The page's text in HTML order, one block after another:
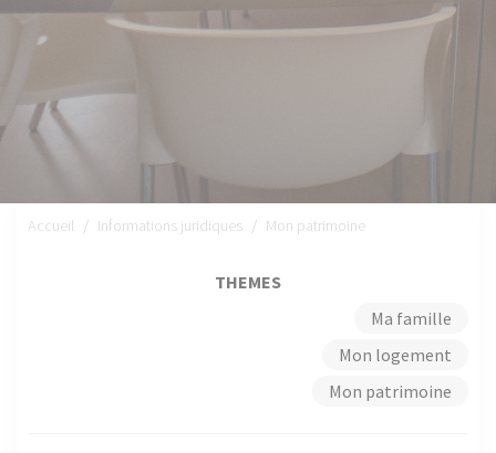
Accueil Informations juridiques Mon patrimoine
THEMES
Ma famille
Mon logement
Mon patrimoine